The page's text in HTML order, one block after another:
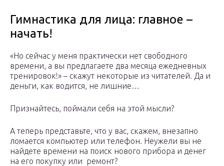
Гимнастика для лица: главное –
начать!
«Но сейчас у меня практически нет свободного
времени, а вы предлагаете два месяца ежедневных
тренировок!» – скажут некоторые из читателей. Да и
деньги, как водится, не лишние…
Признайтесь, поймали себя на этой мысли?
А теперь представьте, что у вас, скажем, внезапно
ломается компьютер или телефон. Неужели вы не
найдете времени на поиск нового прибора и денег
на его покупку или ремонт?